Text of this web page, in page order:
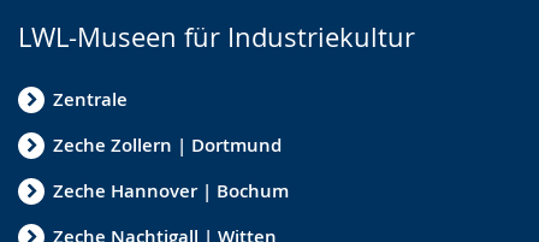
LWL-Museen für Industriekultur
Zentrale
Zeche Zollern | Dortmund
Zeche Hannover | Bochum
Zeche Nachtigall | Witten